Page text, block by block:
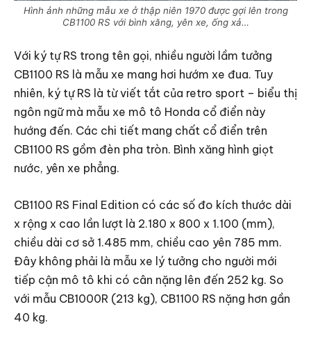
Hình ảnh những mẫu xe ở thập niên 1970 được gợi lên trong
CB1100 RS với bình xăng, yên xe, ống xả…
Với ký tự RS trong tên gọi, nhiều người lầm tưởng
CB1100 RS là mẫu xe mang hơi hướm xe đua. Tuy
nhiên, ký tự RS là từ viết tắt của retro sport – biểu thị
ngôn ngữ mà mẫu xe mô tô Honda cổ điển này
hướng đến. Các chi tiết mang chất cổ điển trên
CB1100 RS gồm đèn pha tròn. Bình xăng hình giọt
nước, yên xe phẳng.
CB1100 RS Final Edition có các số đo kích thước dài
x rộng x cao lần lượt là 2.180 x 800 x 1.100 (mm),
chiều dài cơ sở 1.485 mm, chiều cao yên 785 mm.
Đây không phải là mẫu xe lý tưởng cho người mới
tiếp cận mô tô khi có cân nặng lên đến 252 kg. So
với mẫu CB1000R (213 kg), CB1100 RS nặng hơn gần
40 kg.